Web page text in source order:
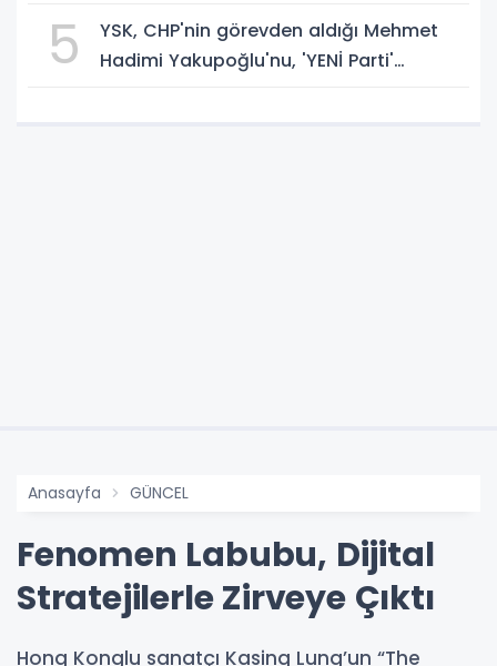
5
YSK, CHP'nin görevden aldığı Mehmet
Hadimi Yakupoğlu'nu, 'YENİ Parti'
Anasayfa GÜNCEL
Fenomen Labubu, Dijital
Stratejilerle Zirveye Çıktı
Hong Konglu sanatçı Kasing Lung’un “The